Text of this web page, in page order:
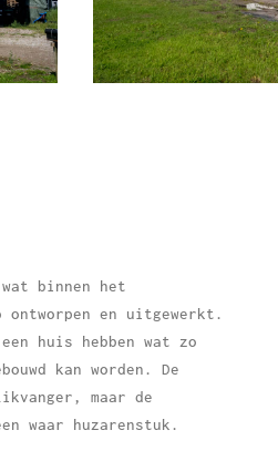
binnen het
en uitgewerkt.
huis hebben wat zo
kan worden. De
maar de
waar huzarenstuk.